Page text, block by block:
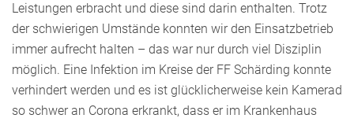
Leistungen erbracht und diese sind darin enthalten. Trotz
der schwierigen Umstände konnten wir den Einsatzbetrieb
immer aufrecht halten – das war nur durch viel Disziplin
möglich. Eine Infektion im Kreise der FF Schärding konnte
verhindert werden und es ist glücklicherweise kein Kamerad
so schwer an Corona erkrankt, dass er im Krankenhaus